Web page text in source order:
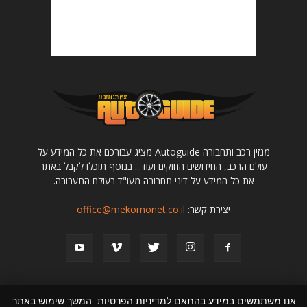
מגזין רכב ותחבורה Autoguide מציג עבורכם את כל המידע על
עולם הרכב, החידושים החוקים ועוד... בנוסף תוכלו לקבל באתר
את כל המידע על דיני תחבורה מעו"ד בעולם התעבורה.
יצירת קשר: office@mekomonet.co.il
אנו משתמשים במידע בהתאם למדיניות הפרטיות. המשך שימוש באתר